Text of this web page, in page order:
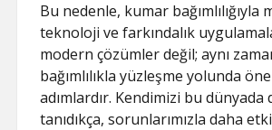
Bu nedenle, kumar bağımlılığıyla
teknoloji ve farkındalık
modern çözümler değil; aynı
bağımlılıkla yüzleşme yolunda
adımlardır. Kendimizi bu dünyada
tanıdıkça, sorunlarımızla daha